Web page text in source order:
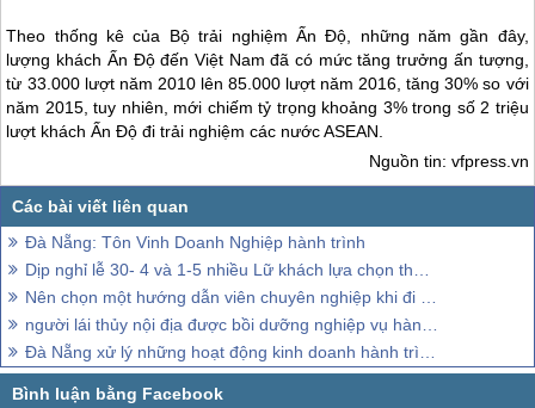
Theo thống kê của Bộ trải nghiệm Ấn Độ, những năm gần đây,
lượng khách Ấn Độ đến Việt Nam đã có mức tăng trưởng ấn tượng,
từ 33.000 lượt năm 2010 lên 85.000 lượt năm 2016, tăng 30% so với
năm 2015, tuy nhiên, mới chiếm tỷ trọng khoảng 3% trong số 2 triệu
lượt khách Ấn Độ đi trải nghiệm các nước ASEAN.
Nguồn tin: vfpress.vn
Đà Nẵng: Tôn Vinh Doanh Nghiệp hành trình
Dịp nghỉ lễ 30- 4 và 1-5 nhiều Lữ khách lựa chọn thăm quan Đà Nẵng
Nên chọn một hướng dẫn viên chuyên nghiệp khi đi Đà Nẵng
người lái thủy nội địa được bồi dưỡng nghiệp vụ hành trình
Đà Nẵng xử lý những hoạt động kinh doanh hành trình trái phép